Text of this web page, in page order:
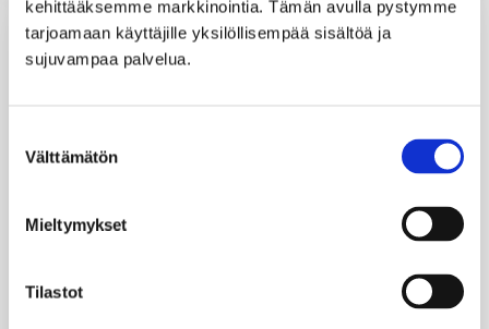
kehittääksemme markkinointia. Tämän avulla pystymme
tarjoamaan käyttäjille yksilöllisempää sisältöä ja
sujuvampaa palvelua.
valinta
Välttämätön
Mieltymykset
Tilastot